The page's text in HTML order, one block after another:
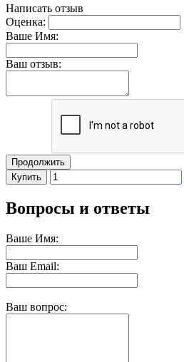
Написать отзыв
Оценка:
Ваше Имя:
Ваш отзыв:
Продолжить
Купить
Вопросы и ответы
Ваше Имя:
Ваш Email:
Ваш вопрос: